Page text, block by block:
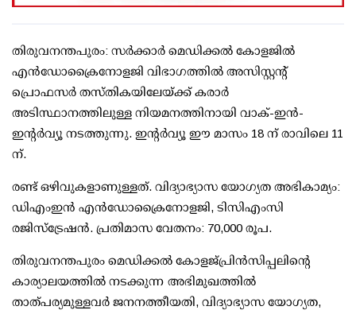
തിരുവനന്തപുരം: സര്‍ക്കാര്‍ മെഡിക്കല്‍ കോളജില്‍
എന്‍ഡോക്രൈനോളജി വിഭാഗത്തില്‍ അസിസ്റ്റന്റ്
പ്രൊഫസര്‍ തസ്തികയിലേയ്ക്ക് കരാര്‍
അടിസ്ഥാനത്തിലുള്ള നിയമനത്തിനായി വാക്-ഇന്‍-
ഇന്റര്‍വ്യൂ നടത്തുന്നു. ഇന്റര്‍വ്യൂ ഈ മാസം 18 ന് രാവിലെ 11
ന്.
രണ്ട് ഒഴിവുകളാണുള്ളത്. വിദ്യാഭ്യാസ യോഗ്യത അഭികാമ്യം:
ഡിഎംഇന്‍ എന്‍ഡോക്രൈനോളജി, ടിസിഎംസി
രജിസ്‌ട്രേഷന്‍. പ്രതിമാസ വേതനം: 70,000 രൂപ.
തിരുവനന്തപുരം മെഡിക്കല്‍ കോളജ്പ്രിന്‍സിപ്പലിന്റെ
കാര്യാലയത്തില്‍ നടക്കുന്ന അഭിമുഖത്തില്‍
താത്പര്യമുള്ളവര്‍ ജനനത്തീയതി, വിദ്യാഭ്യാസ യോഗ്യത,